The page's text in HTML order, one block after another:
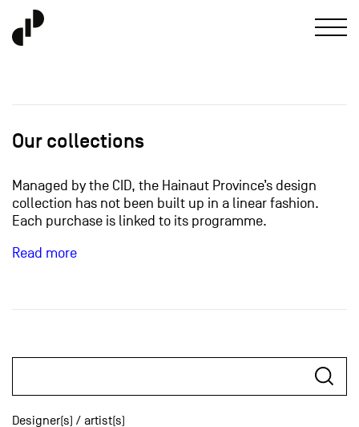
Our collections
Managed by the CID, the Hainaut Province’s design
collection has not been built up in a linear fashion.
Each purchase is linked to its programme.
Read more
Designer(s) / artist(s)